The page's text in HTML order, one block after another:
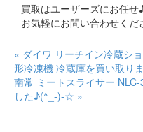
買取はユーザーズにお任せ
お気軽にお問い合わせくだ
« ダイワ リーチイン冷蔵シ
形冷凍機 冷蔵庫を買い取り
南常 ミートスライサー
した♪(^_-)-☆ »